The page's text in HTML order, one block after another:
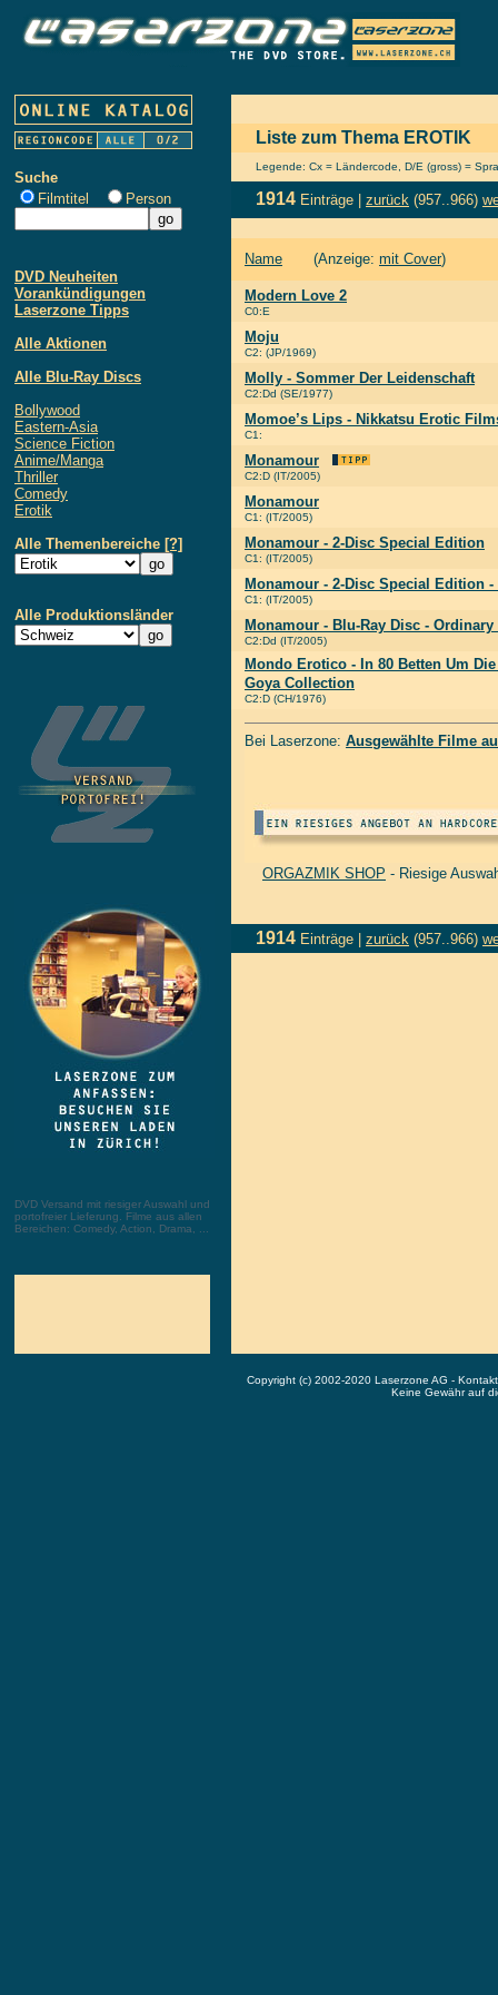
Suche
Filmtitel
Person
DVD Neuheiten
Vorankündigungen
Laserzone Tipps
Alle Aktionen
Alle Blu-Ray Discs
Bollywood
Eastern-Asia
Science Fiction
Anime/Manga
Thriller
Comedy
Erotik
Alle Themenbereiche [?]
Alle Produktionsländer
DVD Versand mit riesiger Auswahl und
portofreier Lieferung. Filme aus allen
Bereichen: Comedy, Action, Drama, ...
Liste zum Thema EROTIK
Legende: Cx = Ländercode, D/E (gross) =
1914 Einträge | zurück (957..966)
Name (Anzeige: mit Cover)
Modern Love 2
C0:E
Moju
C2: (JP/1969)
Molly - Sommer Der Leidenschaft
C2:Dd (SE/1977)
Momoe’s Lips - Nikkatsu Erotic
C1:
Monamour
C2:D (IT/2005)
Monamour
C1: (IT/2005)
Monamour - 2-Disc Special Edition
C1: (IT/2005)
Monamour - 2-Disc Special Edition -
C1: (IT/2005)
Monamour - Blu-Ray Disc -
C2:Dd (IT/2005)
Mondo Erotico - In 80 Betten Um
Goya Collection
C2:D (CH/1976)
Bei Laserzone: Ausgewählte Filme
ORGAZMIK SHOP - Riesige
1914 Einträge | zurück (957..966)
Copyright (c) 2002-2020 Laserzone AG -
Keine Gewähr auf